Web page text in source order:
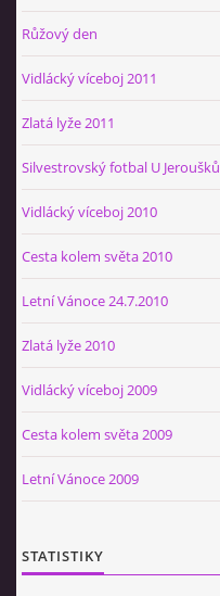
Růžový den
Vidlácký víceboj 2011
Zlatá lyže 2011
Silvestrovský fotbal U Jeroušků
Vidlácký víceboj 2010
Cesta kolem světa 2010
Letní Vánoce 24.7.2010
Zlatá lyže 2010
Vidlácký víceboj 2009
Cesta kolem světa 2009
Letní Vánoce 2009
STATISTIKY